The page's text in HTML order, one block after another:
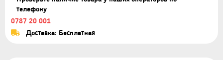
телефону
0787 20 001
Доставка: Бесплатная